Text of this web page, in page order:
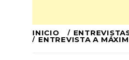
Ir
INICIO
ENTREVISTA A